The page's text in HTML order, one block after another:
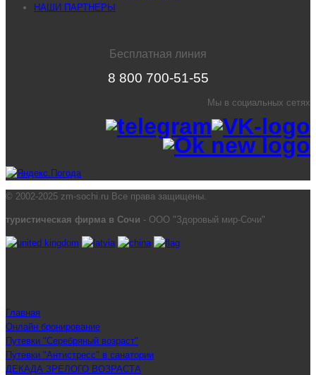
НАШИ ПАРТНЕРЫ
Бесплатная линия
8 800 700-51-55
Мы в социальных сетях
© 2002-2025 zm-sochi.ru Все права защищены.
туристическая фирма в Сочи - ООО "Здоровый мир-Сочи"
Главная
Онлайн бронирование
Путевки "Серебряный возраст"
Путевки "Антистресс" в санатории
ДЕКАДА ЗРЕЛОГО ВОЗРАСТА